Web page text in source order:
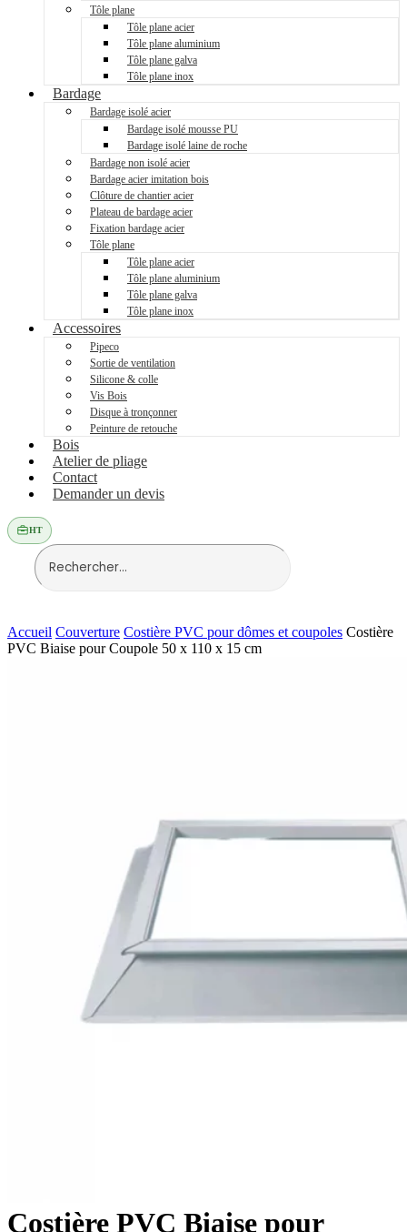
Tôle plane
Tôle plane acier
Tôle plane aluminium
Tôle plane galva
Tôle plane inox
Bardage
Bardage isolé acier
Bardage isolé mousse PU
Bardage isolé laine de roche
Bardage non isolé acier
Bardage acier imitation bois
Clôture de chantier acier
Plateau de bardage acier
Fixation bardage acier
Tôle plane
Tôle plane acier
Tôle plane aluminium
Tôle plane galva
Tôle plane inox
Accessoires
Pipeco
Sortie de ventilation
Silicone & colle
Vis Bois
Disque à tronçonner
Peinture de retouche
Bois
Atelier de pliage
Contact
Demander un devis
HT
Accueil Couverture Costière PVC pour dômes et coupoles Costière
PVC Biaise pour Coupole 50 x 110 x 15 cm
Costière PVC Biaise pour